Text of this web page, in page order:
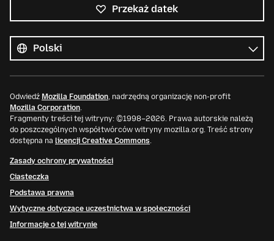
Przekaż datek
języki
Język
Odwiedź Mozilla Foundation, nadrzędną organizację non-profit
Mozilla Corporation.
Fragmenty treści tej witryny: ©1998–2026. Prawa autorskie należą
do poszczególnych współtwórców witryny mozilla.org. Treść strony
dostępna na licencji Creative Commons.
Zasady ochrony prywatności
Ciasteczka
Podstawa prawna
Wytyczne dotyczące uczestnictwa w społeczności
Informacje o tej witrynie